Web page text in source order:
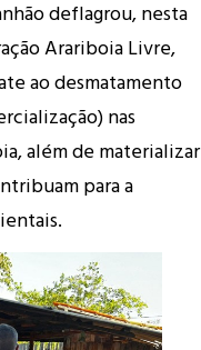
deflagrou, nesta
Arariboia Livre,
ao desmatamento
nas
além de materializar
para a